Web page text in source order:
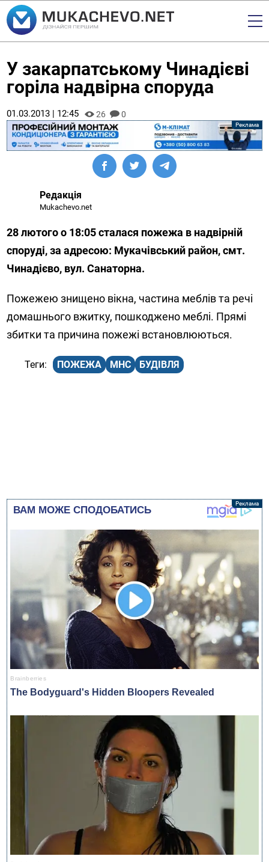
У закарпатському Чинадієві
горіла надвірна споруда
01.03.2013 | 12:45 26 0
Редакція
Mukachevo.net
28 лютого о 18:05 сталася пожежа в надвірній
споруді, за адресою: Мукачівський район, смт.
Чинадієво, вул. Санаторна.
Пожежею знищено вікна, частина меблів та речі
домашнього вжитку, пошкоджено меблі. Прямі
збитки та причина пожежі встановлюються.
ПОЖЕЖА МНС БУДІВЛЯ